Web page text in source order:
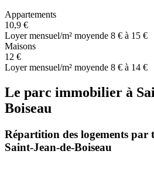
Appartements
10,9 €
Loyer mensuel/m² moyende 8 € à 15 €
Maisons
12 €
Loyer mensuel/m² moyende 8 € à 14 €
Le parc immobilier à
Boiseau
Répartition des logements par
Saint-Jean-de-Boiseau